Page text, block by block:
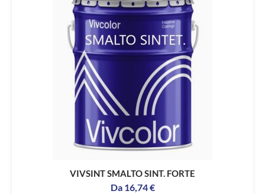
VIVSINT SMALTO SINT. FORTE
Da 16,74€